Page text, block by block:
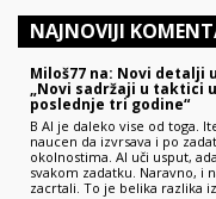
NAJNOVIJI
Miloš77 na: Novi detalji
„Novi sadržaji u taktici
poslednje tri godine“
B AI je daleko vise od toga.
naucen da izvrsava i po
okolnostima. AI uči usput,
svakom zadatku. Naravno, i
zacrtali. To je belika razlika